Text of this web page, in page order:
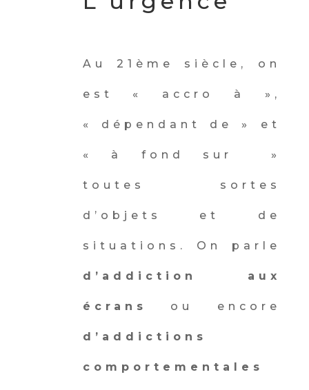
Au 21 ème siècle, on
est « accro à »,
« dépendant de » et
« à fond sur »
toutes sortes
d’objets et de
situations. On parle
d’addiction aux
écrans ou encore
d’addictions
comportementales